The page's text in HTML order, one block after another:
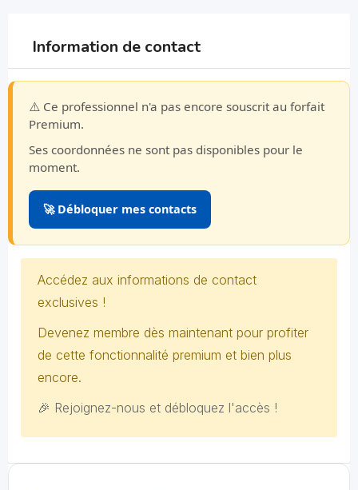
Information de contact
⚠️ Ce professionnel n'a pas encore souscrit au forfait
Premium.
Ses coordonnées ne sont pas disponibles pour le
moment.
🚀 Débloquer mes contacts
Accédez aux informations de contact
exclusives !
Devenez membre dès maintenant pour profiter
de cette fonctionnalité premium et bien plus
encore.
🎉 Rejoignez-nous et débloquez l'accès !